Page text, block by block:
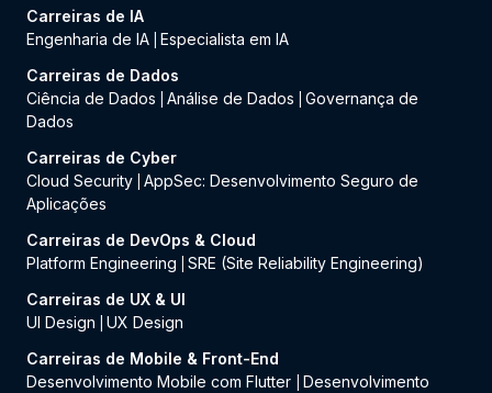
Carreiras de IA
Engenharia de IA Especialista em IA
Carreiras de Dados
Ciência de Dados
Análise de Dados
Governança de
Dados
Carreiras de Cyber
Cloud Security AppSec: Desenvolvimento Seguro de
Aplicações
Carreiras de DevOps & Cloud
Platform Engineering
SRE (Site Reliability Engineering)
Carreiras de UX & UI
UI Design
UX Design
Carreiras de Mobile & Front-End
Desenvolvimento Mobile com Flutter
Desenvolvimento